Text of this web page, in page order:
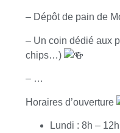
– Dépôt de pain de
– Un coin dédié aux
chips…)
– …
Horaires d’ouverture
Lundi : 8h –